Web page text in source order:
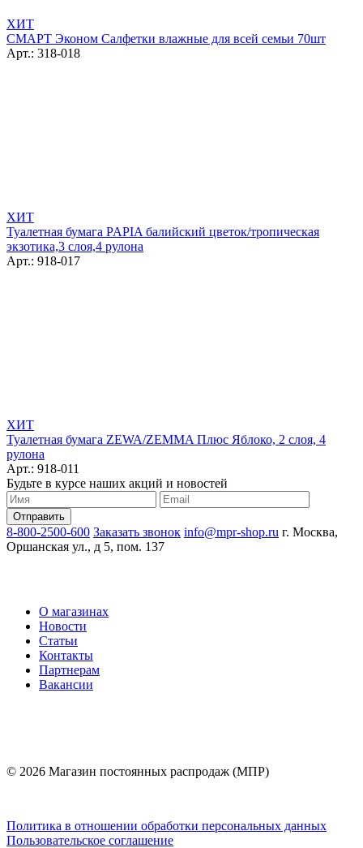
ХИТ
СМАРТ Эконом Салфетки влажные для всей семьи 70шт
Арт.: 318-018
ХИТ
Туалетная бумага PAPIA балийский цветок/тропическая
экзотика,3 слоя,4 рулона
Арт.: 918-017
ХИТ
Туалетная бумага ZEWA/ZEMMA Плюс Яблоко, 2 слоя, 4
рулона
Арт.: 918-011
Будьте в курсе наших акций и новостей
8-800-2500-600 Заказать звонок info@mpr-shop.ru г. Москва,
Оршанская ул., д 5, пом. 137
О магазинах
Новости
Статьи
Контакты
Партнерам
Вакансии
© 2026 Магазин постоянных распродаж (МПР)
Политика в отношении обработки персональных данных
Пользовательское соглашение